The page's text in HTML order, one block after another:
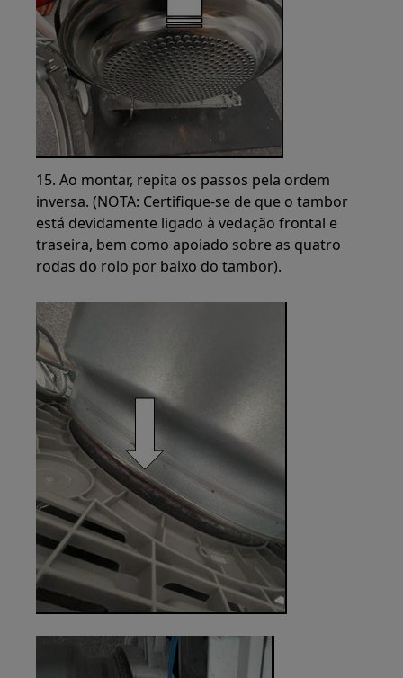
15. Ao montar, repita os passos pela ordem
inversa. (NOTA: Certifique-se de que o tambor
está devidamente ligado à vedação frontal e
traseira, bem como apoiado sobre as quatro
rodas do rolo por baixo do tambor).